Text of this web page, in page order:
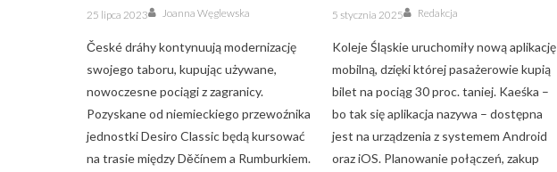
Posted
on
25 lipca 2023 Author
Joanna Węglewska
České dráhy kontynuują modernizację
swojego taboru, kupując używane,
nowoczesne pociągi z zagranicy.
Pozyskane od niemieckiego przewoźnika
jednostki Desiro Classic będą kursować
na trasie między Děčínem a Rumburkiem.
Posted
on
5 stycznia 2025 Author
Redakcja
Koleje Śląskie uruchomiły nową aplikację
mobilną, dzięki której pasażerowie kupią
bilet na pociąg 30 proc. taniej. Kaeśka –
bo tak się aplikacja nazywa – dostępna
jest na urządzenia z systemem Android
oraz iOS. Planowanie połączeń, zakup